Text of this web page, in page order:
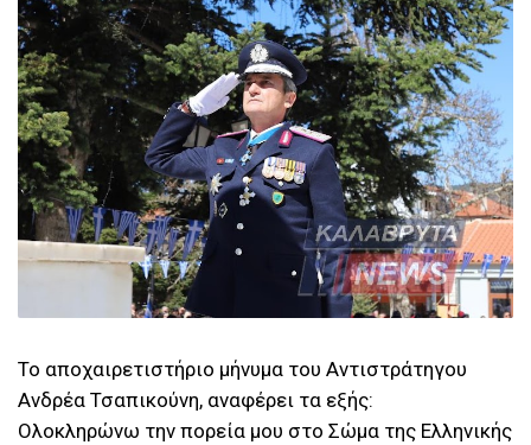
Το αποχαιρετιστήριο μήνυμα του Αντιστράτηγου
Ανδρέα Τσαπικούνη, αναφέρει τα εξής:
Ολοκληρώνω την πορεία μου στο Σώμα της Ελληνικής